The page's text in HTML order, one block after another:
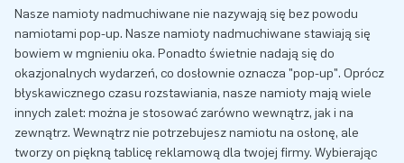
Nasze namioty nadmuchiwane nie nazywają się bez powodu
namiotami pop-up. Nasze namioty nadmuchiwane stawiają się
bowiem w mgnieniu oka. Ponadto świetnie nadają się do
okazjonalnych wydarzeń, co dosłownie oznacza "pop-up". Oprócz
błyskawicznego czasu rozstawiania, nasze namioty mają wiele
innych zalet: można je stosować zarówno wewnątrz, jak i na
zewnątrz. Wewnątrz nie potrzebujesz namiotu na osłonę, ale
tworzy on piękną tablicę reklamową dla twojej firmy. Wybierając